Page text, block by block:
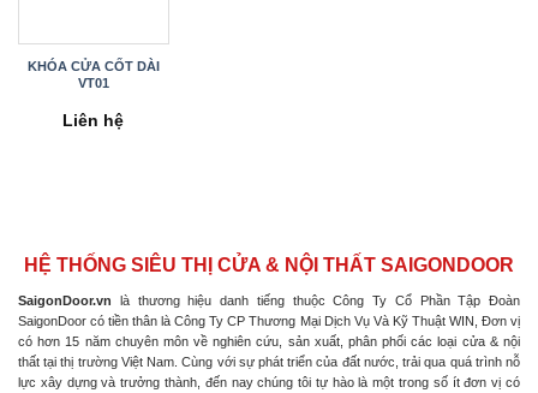
KHÓA CỬA CỐT DÀI
VT01
Liên hệ
HỆ THỐNG SIÊU THỊ CỬA & NỘI THẤT SAIGONDOOR
SaigonDoor.vn là thương hiệu danh tiếng thuộc Công Ty Cổ Phần Tập Đoàn
SaigonDoor có tiền thân là Công Ty CP Thương Mại Dịch Vụ Và Kỹ Thuật WIN, Đơn vị
có hơn 15 năm chuyên môn về nghiên cứu, sản xuất, phân phối các loại cửa & nội
thất tại thị trường Việt Nam. Cùng với sự phát triển của đất nước, trải qua quá trình nỗ
lực xây dựng và trưởng thành, đến nay chúng tôi tự hào là một trong số ít đơn vị có